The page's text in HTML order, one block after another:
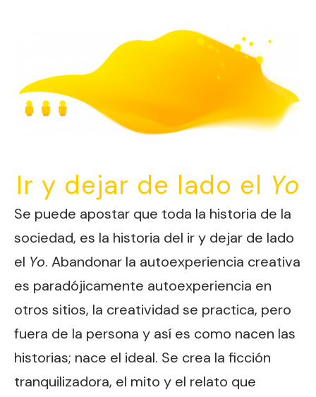
Ir y dejar de lado el Yo
Se puede apostar que toda la historia de la
sociedad, es la historia del ir y dejar de lado
el Yo. Abandonar la autoexperiencia creativa
es paradójicamente autoexperiencia en
otros sitios, la creatividad se practica, pero
fuera de la persona y así es como nacen las
historias; nace el ideal. Se crea la ficción
tranquilizadora, el mito y el relato que